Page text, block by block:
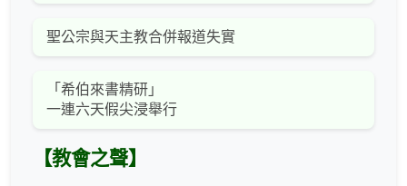
聖公宗與天主教合併報道失實
「希伯來書精研」
一連六天假尖浸舉行
【教會之聲】